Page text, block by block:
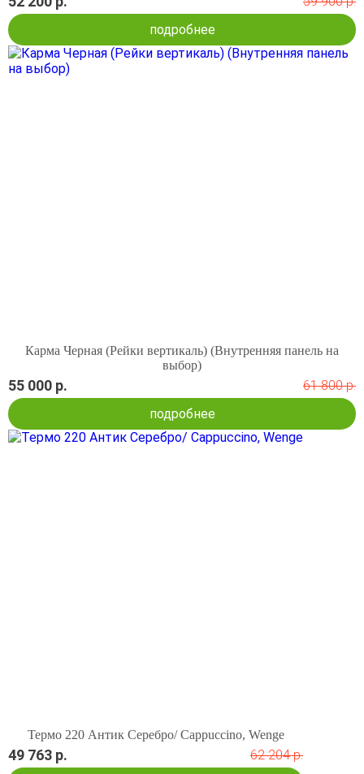
подробнее
Карма Черная (Рейки вертикаль) (Внутренняя панель на
выбор)
55 000 р.
61 800 р.
подробнее
Термо 220 Антик Серебро/ Cappuccino, Wenge
49 763 р.
62 204 р.